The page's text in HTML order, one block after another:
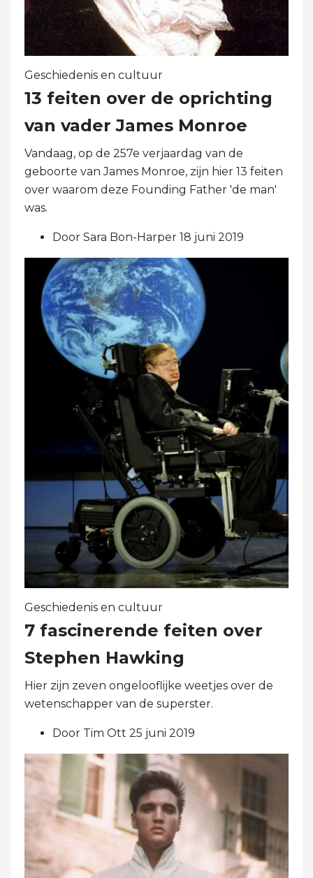
Geschiedenis en cultuur
13 feiten over de oprichting
van vader James Monroe
Vandaag, op de 257e verjaardag van de
geboorte van James Monroe, zijn hier 13 feiten
over waarom deze Founding Father 'de man'
was.
Door Sara Bon-Harper 18 juni 2019
Geschiedenis en cultuur
7 fascinerende feiten over
Stephen Hawking
Hier zijn zeven ongelooflijke weetjes over de
wetenschapper van de superster.
Door Tim Ott 25 juni 2019